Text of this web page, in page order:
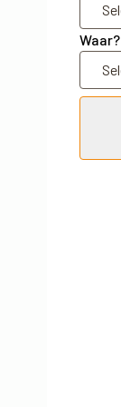
Waar?